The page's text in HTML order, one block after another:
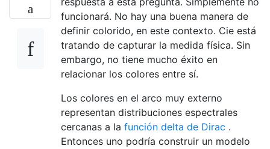
funcionará. No hay una buena manera de
definir colorido, en este contexto. Cie está
tratando de capturar la medida física. Sin
embargo, no tiene mucho éxito en
relacionar los colores entre sí.
Los colores en el arco muy externo
representan distribuciones espectrales
cercanas a la función delta de Dirac .
Entonces uno podría construir un modelo